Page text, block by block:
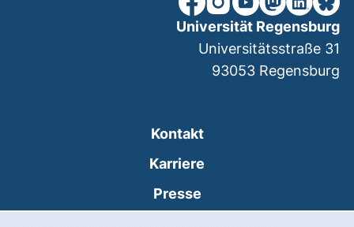
Kontakt
Karriere
Presse
Universität Regensburg
Universitätsstraße 31
93053 Regensburg